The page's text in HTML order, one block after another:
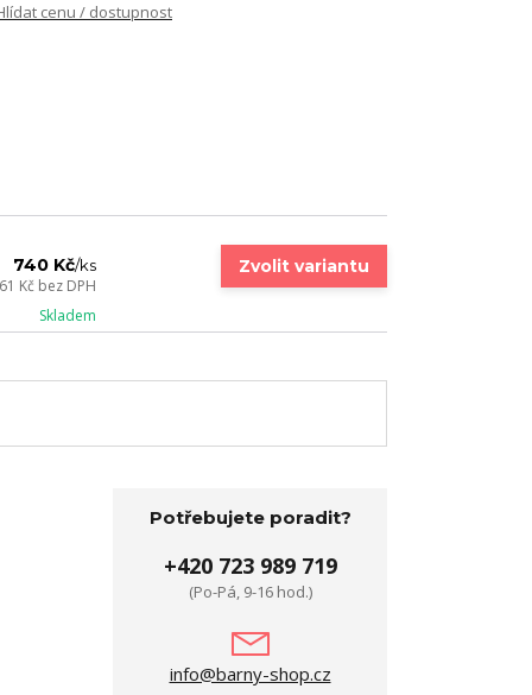
cenu / dostupnost
740 Kč/ks
Kč bez DPH
Skladem
Zvolit variantu
Potřebujete poradit?
+420 723 989 719
(Po-Pá, 9-16 hod.)
info@barny-shop.cz